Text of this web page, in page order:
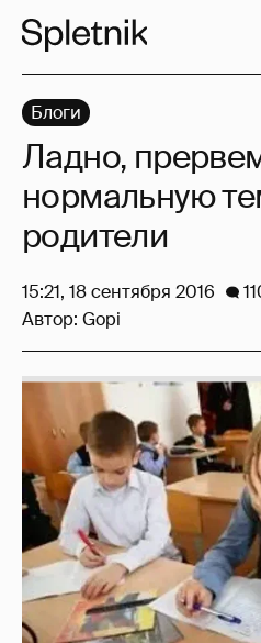
Блоги
Ладно,
нормальную
родители
15:21, 18 сентября 2016
Автор: Gopi